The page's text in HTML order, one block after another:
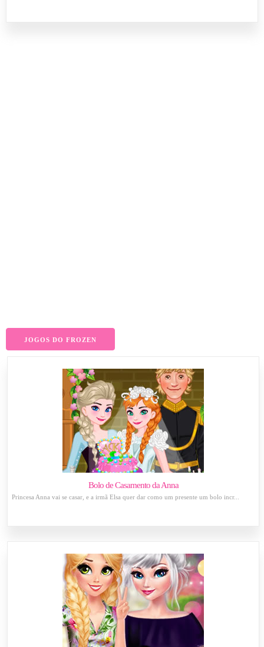
JOGOS DO FROZEN
Bolo de Casamento da Anna
Princesa Anna vai se casar, e a irmã Elsa quer dar como um presente um bolo incr...